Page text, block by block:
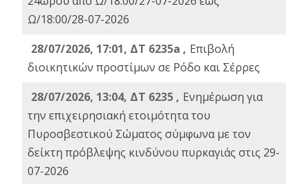
Ω/18:00/28-07-2026
28/07/2026, 17:01, ΔΤ 6235a , Eπιβολή
διοικητικών προστίμων σε Ρόδο και Σέρρες
28/07/2026, 13:04, ΔΤ 6235 , Ενημέρωση για
την επιχειρησιακή ετοιμότητα του
Πυροσβεστικού Σώματος σύμφωνα με τον
δείκτη πρόβλεψης κινδύνου πυρκαγιάς στις 29-
07-2026